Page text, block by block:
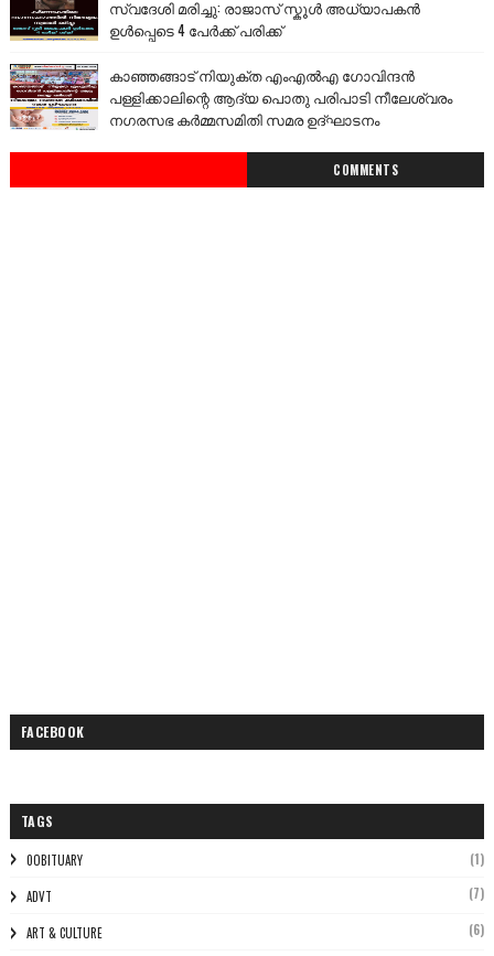
സ്വദേശി മരിച്ചു: രാജാസ് സ്കൂൾ അധ്യാപകൻ
ഉൾപ്പെടെ 4 പേർക്ക് പരിക്ക്
കാഞ്ഞങ്ങാട് നിയുക്ത എംഎൽഎ ഗോവിന്ദൻ
പള്ളിക്കാലിന്റെ ആദ്യ പൊതു പരിപാടി നീലേശ്വരം
നഗരസഭ കർമ്മസമിതി സമര ഉദ്ഘാടനം
COMMENTS
FACEBOOK
TAGS
0OBITUARY (1)
ADVT (7)
ART & CULTURE (6)